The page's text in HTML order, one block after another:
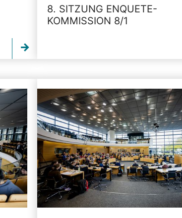
8. SITZUNG ENQUETE-
KOMMISSION 8/1